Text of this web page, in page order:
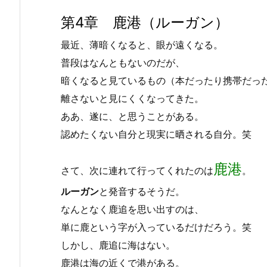
第4章 鹿港（ルーガン）
最近、薄暗くなると、眼が遠くなる。
普段はなんともないのだが、
暗くなると見ているもの（本だったり携帯だっ
離さないと見にくくなってきた。
ああ、遂に、と思うことがある。
認めたくない自分と現実に晒される自分。笑
さて、次に連れて行ってくれたのは 鹿港。
ルーガンと発音するそうだ。
なんとなく鹿追を思い出すのは、
単に鹿という字が入っているだけだろう。笑
しかし、鹿追に海はない。
鹿港は海の近くで港がある。